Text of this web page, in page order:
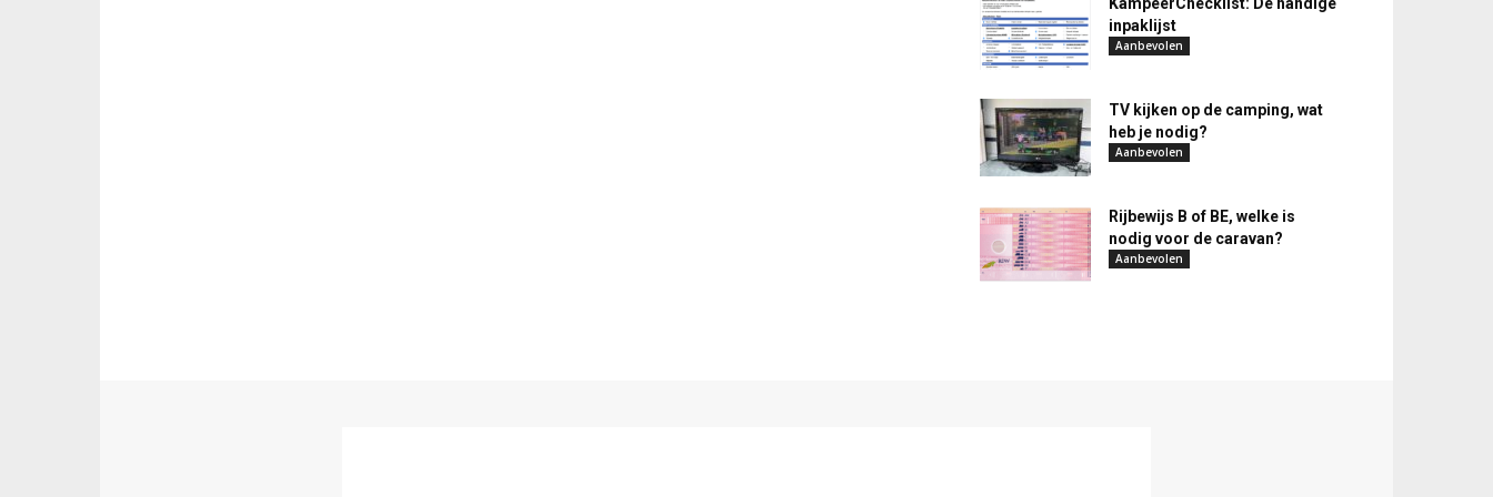
inpaklijst
Aanbevolen
TV kijken op de camping, wat
heb je nodig?
Aanbevolen
Rijbewijs B of BE, welke is
nodig voor de caravan?
Aanbevolen